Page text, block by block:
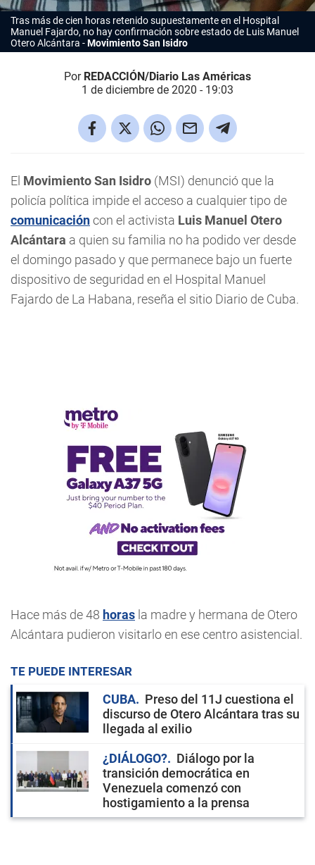
Tras más de cien horas retenido supuestamente en el Hospital
Manuel Fajardo, no hay confirmación sobre estado de Luis Manuel
Otero Alcántara
Movimiento San Isidro
Por REDACCIÓN/Diario Las Américas
1 de diciembre de 2020 - 19:03
El Movimiento San Isidro (MSI) denunció que la
policía política impide el acceso a cualquier tipo de
comunicacióncon el activista Luis Manuel Otero
Alcántara a quien su familia no ha podido ver desde
el domingo pasado y que permanece bajo un fuerte
dispositivo de seguridad en el Hospital Manuel
Fajardo de La Habana, reseña el sitio Diario de Cuba.
Hace más de 48 horas la madre y hermana de Otero
Alcántara pudieron visitarlo en ese centro asistencial.
TE PUEDE INTERESAR
CUBA
Preso del 11J cuestiona el
discurso de Otero Alcántara tras su
llegada al exilio
¿DIÁLOGO?
Diálogo por la
transición democrática en
Venezuela comenzó con
hostigamiento a la prensa